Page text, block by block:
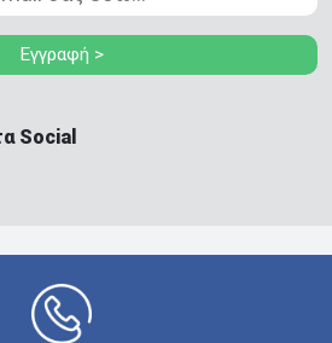
Εγγραφή >
Social